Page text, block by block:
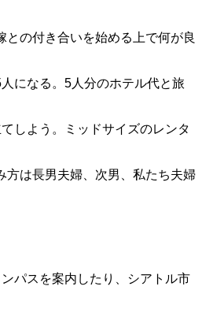
の付き合いを始める上で何が良
になる。5人分のホテル代と旅
しよう。ミッドサイズのレンタ
方は長男夫婦、次男、私たち夫婦
パスを案内したり、シアトル市